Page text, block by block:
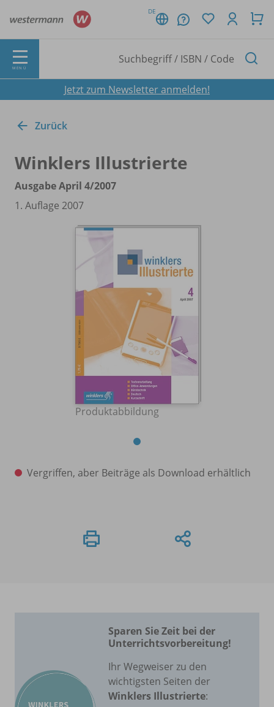
DE
MENÜ
Jetzt zum Newsletter anmelden!
Zurück
Winklers Illustrierte
Ausgabe April 4/2007
1. Auflage 2007
Produktabbildung
Vergriffen, aber Beiträge als Download erhältlich
Sparen Sie Zeit bei der
Unterrichtsvorbereitung!
Ihr Wegweiser zu den
wichtigsten Seiten der
Winklers Illustrierte: